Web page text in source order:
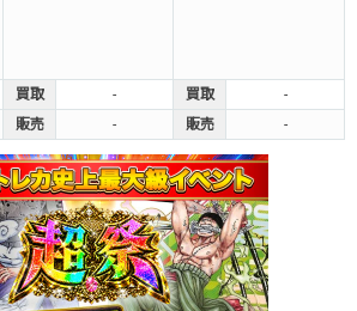
買取 - 買取
-
販売 - 販売 -